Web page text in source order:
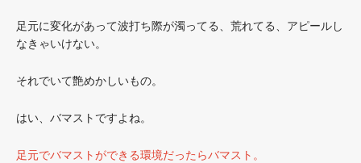
足元に変化があって波打ち際が濁ってる、荒れてる、アピールし
なきゃいけない。
それでいて艶めかしいもの。
はい、バマストですよね。
足元でバマストができる環境だったらバマスト。